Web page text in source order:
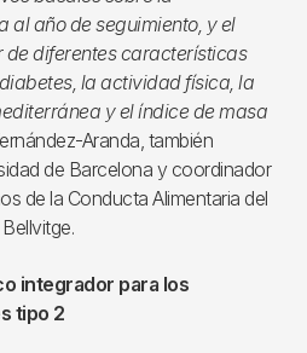
al año de seguimiento, y el
diferentes características
la actividad física, la
y el índice de masa
Aranda, también
de Barcelona y coordinador
de la Conducta Alimentaria del
integrador para los
tipo 2